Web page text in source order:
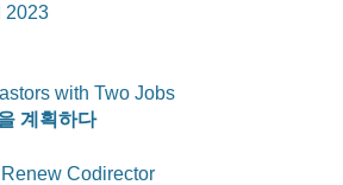
2023
with Two Jobs
계획하다
Codirector